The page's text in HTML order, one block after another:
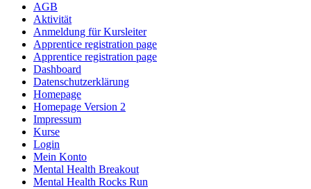
AGB
Aktivität
Anmeldung für Kursleiter
Apprentice registration page
Apprentice registration page
Dashboard
Datenschutzerklärung
Homepage
Homepage Version 2
Impressum
Kurse
Login
Mein Konto
Mental Health Breakout
Mental Health Rocks Run